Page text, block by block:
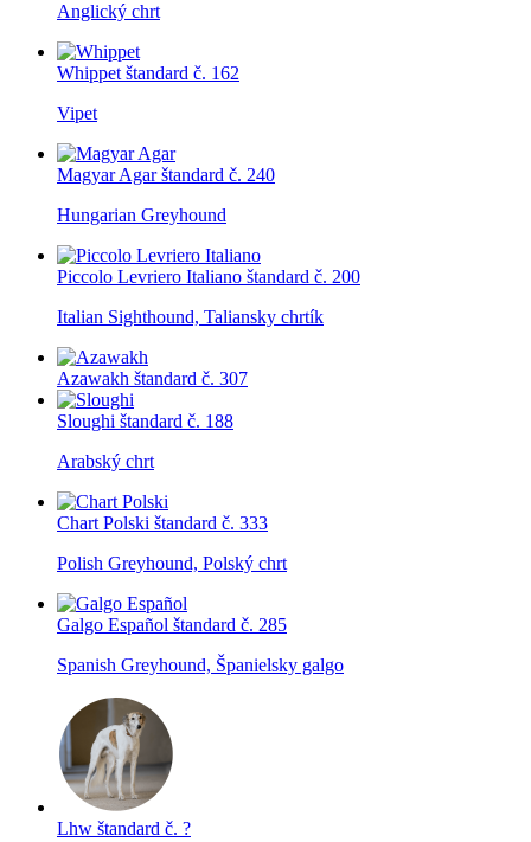
Anglický chrt
Whippetštandard č. 162
Vipet
Magyar Agarštandard č. 240
Hungarian Greyhound
Piccolo Levriero Italiano štandard č. 200
Italian Sighthound, Taliansky chrtík
Azawakh štandard č. 307
Sloughi štandard č. 188
Arabský chrt
Chart Polski štandard č. 333
Polish Greyhound, Polský chrt
Galgo Español štandard č. 285
Spanish Greyhound, Španielsky galgo
Lhw štandard č. ?